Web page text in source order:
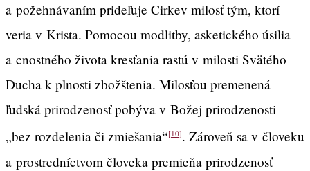
a požehnávaním prideľuje Cirkev milosť tým, ktorí
veria v Krista. Pomocou modlitby, asketického úsilia
a cnostného života kresťania rastú v milosti Svätého
Ducha k plnosti zbožštenia. Milosťou premenená
ľudská prirodzenosť pobýva v Božej prirodzenosti
„bez rozdelenia či zmiešania“[10]. Zároveň sa v človeku
a prostredníctvom človeka premieňa prirodzenosť